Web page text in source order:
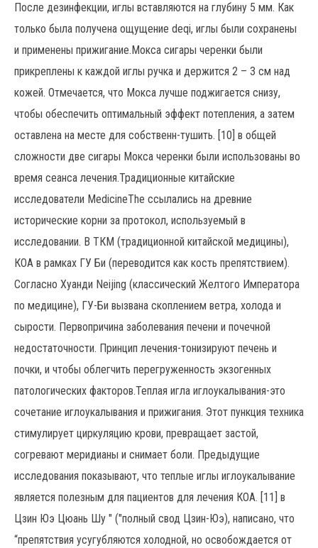
После дезинфекции, иглы вставляются на глубину 5 мм. Как
только была получена ощущение deqi, иглы были сохранены
и применены прижигание.Мокса сигары черенки были
прикреплены к каждой иглы ручка и держится 2 – 3 см над
кожей. Отмечается, что Мокса лучше поджигается снизу,
чтобы обеспечить оптимальный эффект потепления, а затем
оставлена на месте для собственн-тушить. [10] в общей
сложности две сигары Мокса черенки были использованы во
время сеанса лечения.Традиционные китайские
исследователи MedicineThe ссылались на древние
исторические корни за протокол, используемый в
исследовании. В ТКМ (традиционной китайской медицины),
КОА в рамках ГУ Би (переводится как кость препятствием).
Согласно Хуанди Neijing (классический Желтого Императора
по медицине), ГУ-Би вызвана скоплением ветра, холода и
сырости. Первопричина заболевания печени и почечной
недостаточности. Принцип лечения-тонизируют печень и
почки, и чтобы облегчить перегруженность экзогенных
патологических факторов.Теплая игла иглоукалывания-это
сочетание иглоукалывания и прижигания. Этот пункция техника
стимулирует циркуляцию крови, превращает застой,
согревают меридианы и снимает боли. Предыдущие
исследования показывают, что теплые иглы иглоукалывание
является полезным для пациентов для лечения КОА. [11] в
Цзин Юэ Цюань Шу " ("полный свод Цзин-Юэ), написано, что
“препятствия усугубляются холодной, но освобождается от